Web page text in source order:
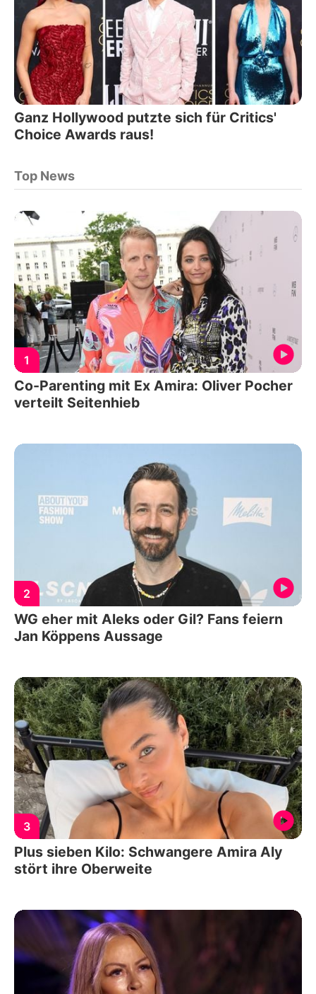
Ganz Hollywood putzte sich für Critics'
Choice Awards raus!
Top News
1
Co-Parenting mit Ex Amira: Oliver Pocher
verteilt Seitenhieb
2
WG eher mit Aleks oder Gil? Fans feiern
Jan Köppens Aussage
3
Plus sieben Kilo: Schwangere Amira Aly
stört ihre Oberweite